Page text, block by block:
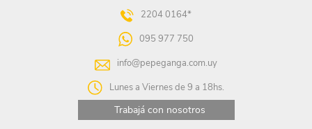
2204 0164*
095 977 750
info@pepeganga.com.uy
Lunes a Viernes de 9 a 18hs.
Trabajá con nosotros